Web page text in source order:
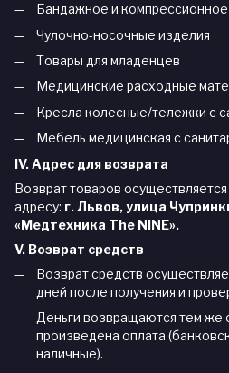
Бандажное и
Чулочно-носочные изделия
Товары для младенцев
Медицинские расходные
Кресла колесные/тележки с
Мебель медицинская с
IV. Адрес для возврата
Возврат товаров
адресу: г. Львов, улица
«Медтехника The NINE».
V. Возврат средств
Возврат средств
дней после получения и
Деньги возвращаются тем же
произведена оплата
наличные).